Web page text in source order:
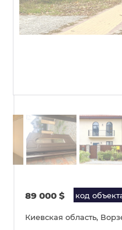
89 000 $ код
Киевская область,